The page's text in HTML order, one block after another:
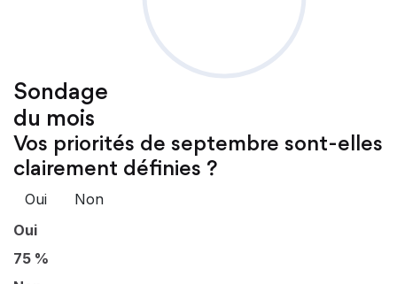
Sondage
du mois
Vos priorités de septembre sont-elles
clairement définies ?
Oui
Non
Oui
75 %